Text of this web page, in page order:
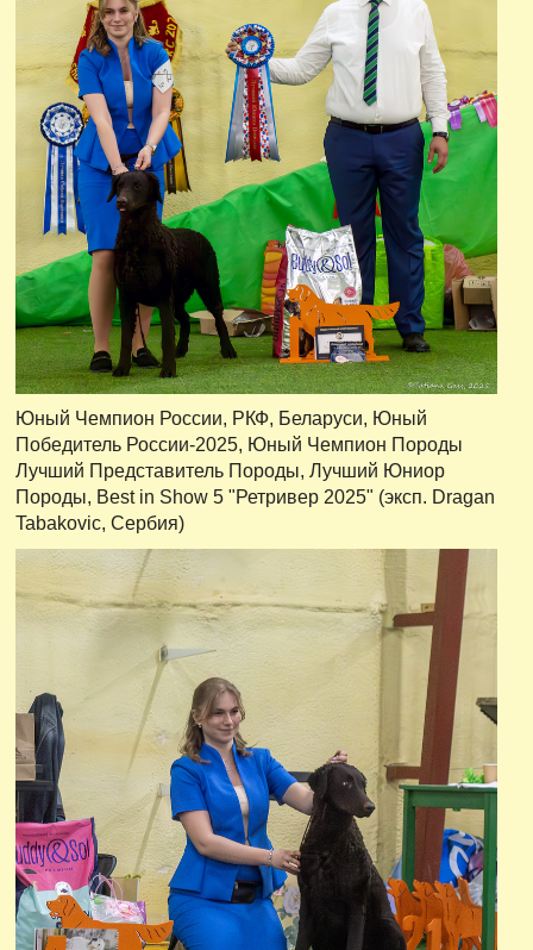
Юный Чемпион России, РКФ, Беларуси, Юный
Победитель России-2025, Юный Чемпион Породы
Лучший Представитель Породы, Лучший Юниор
Породы, Best in Show 5 "Ретривер 2025" (эксп. Dragan
Tabakovic, Сербия)